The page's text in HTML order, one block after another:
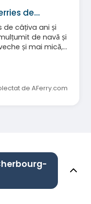
de…
de câțiva ani și
de navă și
și mai mică,
de AFerry.com